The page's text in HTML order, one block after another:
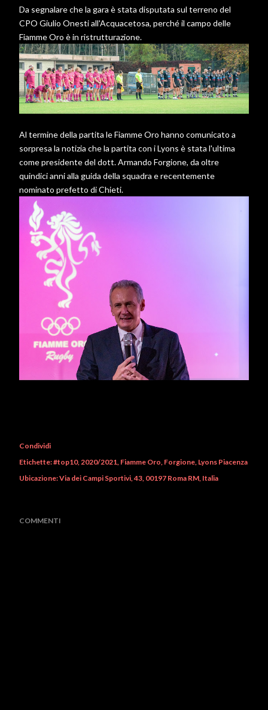
Da segnalare che la gara è stata disputata sul terreno del
CPO Giulio Onesti all'Acquacetosa, perché il campo delle
Fiamme Oro è in ristrutturazione.
Al termine della partita le Fiamme Oro hanno comunicato a
sorpresa la notizia che la partita con i Lyons è stata l'ultima
come presidente del dott. Armando Forgione, da oltre
quindici anni alla guida della squadra e recentemente
nominato prefetto di Chieti.
Condividi
Etichette:#top10 2020/2021 Fiamme Oro Forgione Lyons Piacenza
Ubicazione:Via dei Campi Sportivi, 43, 00197 Roma RM, Italia
COMMENTI